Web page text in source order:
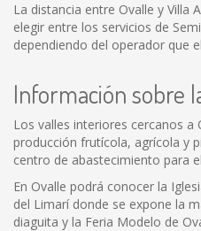
La distancia entre Ovalle y Villa
elegir entre los servicios de
dependiendo del operador que
Información sobre
Los valles interiores cercanos a
producción frutícola, agrícola y
centro de abastecimiento para
En Ovalle podrá conocer la
del Limarí donde se expone la
diaguita y la Feria Modelo de